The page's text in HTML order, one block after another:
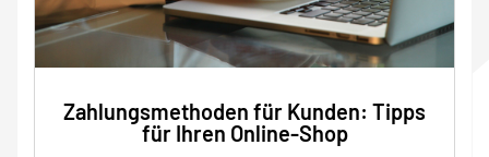
Zahlungsmethoden für Kunden: Tipps
für Ihren Online-Shop